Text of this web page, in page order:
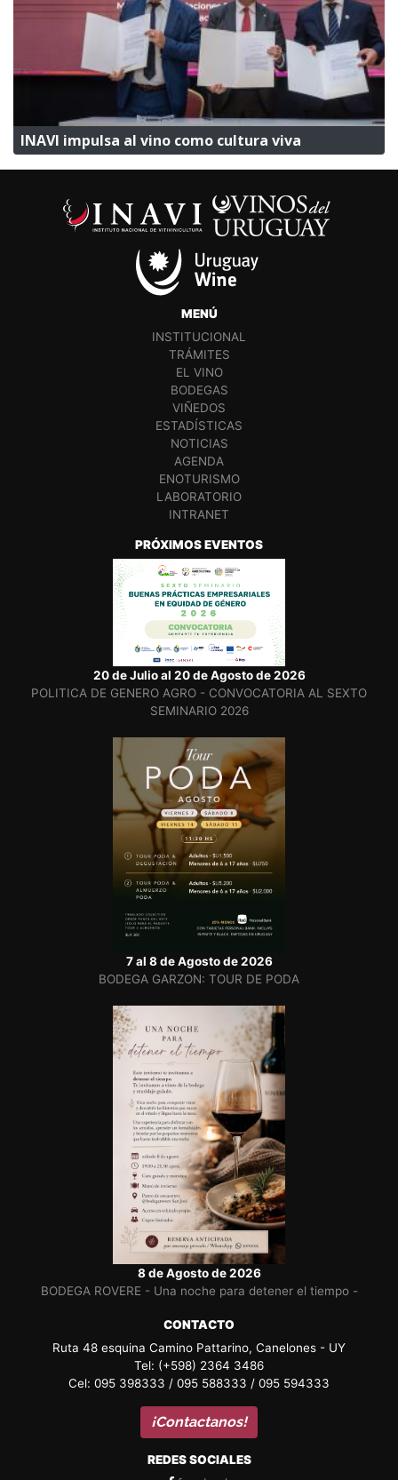
INAVI impulsa al vino como cultura viva
MENÚ
INSTITUCIONAL
TRÁMITES
EL VINO
BODEGAS
VIÑEDOS
ESTADÍSTICAS
NOTICIAS
AGENDA
ENOTURISMO
LABORATORIO
INTRANET
PRÓXIMOS EVENTOS
20 de Julio al 20 de Agosto de 2026
POLITICA DE GENERO AGRO - CONVOCATORIA AL SEXTO
SEMINARIO 2026
7 al 8 de Agosto de 2026
BODEGA GARZON: TOUR DE PODA
8 de Agosto de 2026
BODEGA ROVERE - Una noche para detener el tiempo -
CONTACTO
Ruta 48 esquina Camino Pattarino, Canelones - UY
Tel: (+598) 2364 3486
Cel: 095 398333 / 095 588333 / 095 594333
¡Contactanos!
REDES SOCIALES